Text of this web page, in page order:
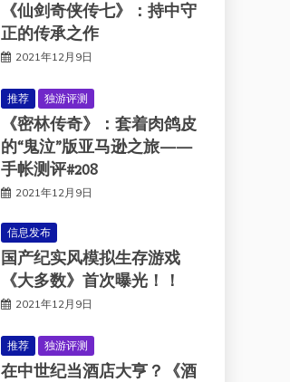
《仙剑奇侠传七》：持中守
正的传承之作
2021年12月9日
推荐 独游评测
《密林传奇》：套着肉鸽皮
的“鬼泣”版亚马逊之旅——
手帐测评#208
2021年12月9日
信息发布
国产纪实风模拟生存游戏
《大多数》首次曝光！！
2021年12月9日
推荐 独游评测
在中世纪当酒店大亨？《酒